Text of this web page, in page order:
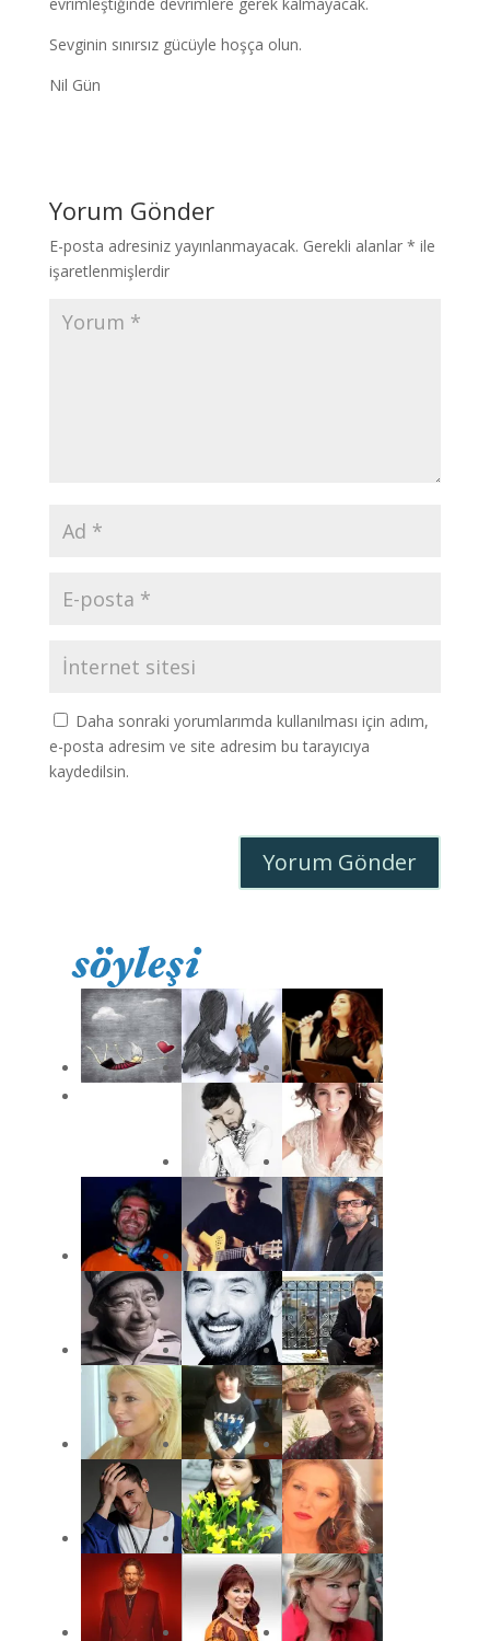
Sevginin sınırsız gücüyle hoşça olun.
Nil Gün
Yorum Gönder
E-posta adresiniz yayınlanmayacak. Gerekli alanlar * ile
işaretlenmişlerdir
Daha sonraki yorumlarımda kullanılması için adım,
e-posta adresim ve site adresim bu tarayıcıya
kaydedilsin.